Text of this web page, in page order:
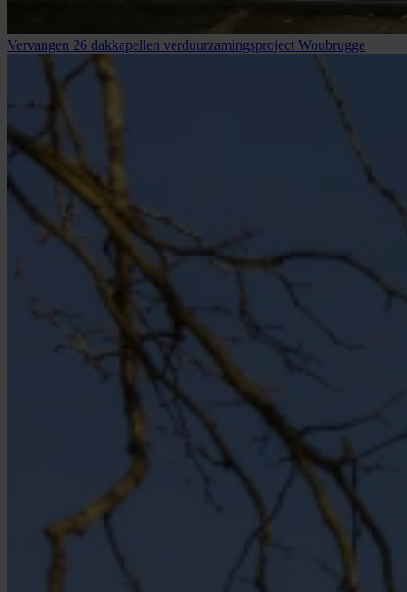
Vervangen 26 dakkapellen verduurzamingsproject Woubrugge